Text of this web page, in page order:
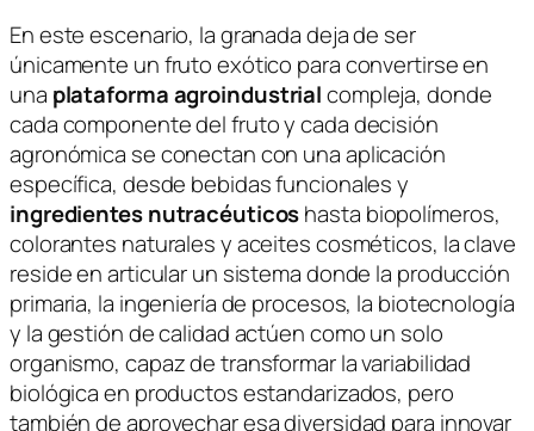
En este escenario, la granada deja de ser
únicamente un fruto exótico para convertirse en
una plataforma agroindustrialcompleja, donde
cada componente del fruto y cada decisión
agronómica se conectan con una aplicación
específica, desde bebidas funcionales y
ingredientes nutracéuticoshasta biopolímeros,
colorantes naturales y aceites cosméticos, la clave
reside en articular un sistema donde la producción
primaria, la ingeniería de procesos, la biotecnología
y la gestión de calidad actúen como un solo
organismo, capaz de transformar la variabilidad
biológica en productos estandarizados, pero
también de aprovechar esa diversidad para innovar